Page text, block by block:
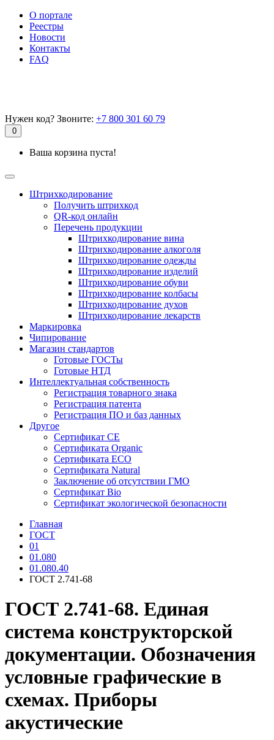
О портале
Реестры
Новости
Контакты
FAQ
Нужен код? Звоните: +7 800 301 60 79
0
Ваша корзина пуста!
Штрихкодирование
Получить штрихкод
QR-код онлайн
Перечень продукции
Штрихкодирование вина
Штрихкодирование алкоголя
Штрихкодирование одежды
Штрихкодирование изделий
Штрихкодирование обуви
Штрихкодирование колбасы
Штрихкодирование духов
Штрихкодирование лекарств
Маркировка
Чипирование
Магазин стандартов
Готовые ГОСТы
Готовые НТД
Интеллектуальная собственность
Регистрация товарного знака
Регистрация патента
Регистрация ПО и баз данных
Другое
Сертификат СЕ
Сертификата Organic
Сертификата ECO
Сертификата Natural
Заключение об отсутствии ГМО
Сертификат Bio
Сертификат экологической безопасности
Главная
ГОСТ
01
01.080
01.080.40
ГОСТ 2.741-68
ГОСТ 2.741-68. Единая
система конструкторской
документации. Обозначения
условные графические в
схемах. Приборы
акустические